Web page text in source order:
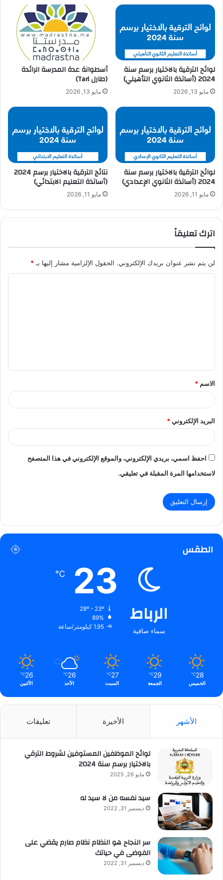
لوائح الترقية بالاختيار برسم سنة
2024 (أساتذة الثانوي التأهيلي)
مايو 13, 2026
أسطوانة عدة المدرسة الرائدة
(طارل Tarl)
مايو 13, 2026
لوائح الترقية بالاختيار برسم سنة
2024 (أساتذة الثانوي الإعدادي)
مايو 11, 2026
نتائج الترقية بالاختيار برسم 2024
(أساتذة التعليم الابتدائي)
مايو 11, 2026
اترك تعليقاً
لن يتم نشر عنوان بريدك الإلكتروني. الحقول الإلزامية مشار إليها بـ*
ق
*
الاسم *
البريد الإلكتروني*
احفظ اسمي، بريدي الإلكتروني، والموقع الإلكتروني في هذا المتصفح
لاستخدامها المرة المقبلة في تعليقي.
الطقس
الرباط
سماء صافية
23
℃
89%
1.95 كيلومتر/ساعة
28
℃
الخميس
29
℃
الجمعة
27
℃
السبت
26
℃
الأحد
26
℃
الأثنين
الأشهر الأخيرة تعليقات
لوائح الموظفين المستوفين لشروط الترقي
بالاختيار برسم سنة 2024
مايو 26, 2025
سيد نفسه من لا سيد له
ديسمبر 31, 2022
سر النجاح هو النظام نظام صارم يقضي على
الفوضى في حياتك
ديسمبر 31, 2022